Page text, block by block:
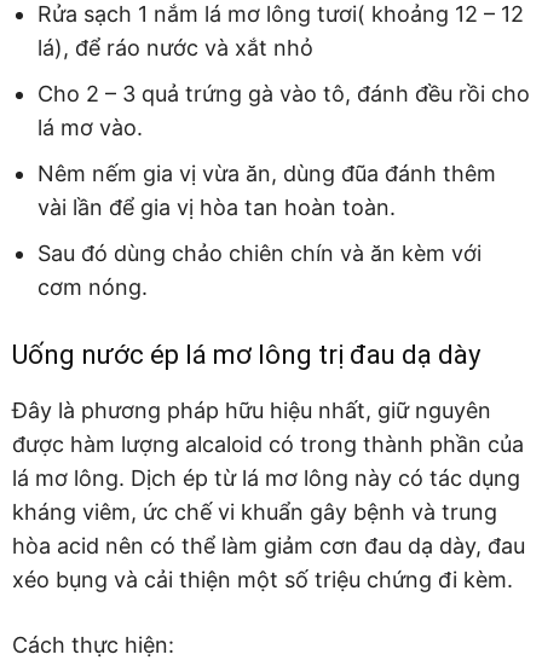
Rửa sạch 1 nắm lá mơ lông tươi( khoảng 12 – 12
lá), để ráo nước và xắt nhỏ
Cho 2 – 3 quả trứng gà vào tô, đánh đều rồi cho
lá mơ vào.
Nêm nếm gia vị vừa ăn, dùng đũa đánh thêm
vài lần để gia vị hòa tan hoàn toàn.
Sau đó dùng chảo chiên chín và ăn kèm với
cơm nóng.
Uống nước ép lá mơ lông trị đau dạ dày
Đây là phương pháp hữu hiệu nhất, giữ nguyên
được hàm lượng alcaloid có trong thành phần của
lá mơ lông. Dịch ép từ lá mơ lông này có tác dụng
kháng viêm, ức chế vi khuẩn gây bệnh và trung
hòa acid nên có thể làm giảm cơn đau dạ dày, đau
xéo bụng và cải thiện một số triệu chứng đi kèm.
Cách thực hiện: